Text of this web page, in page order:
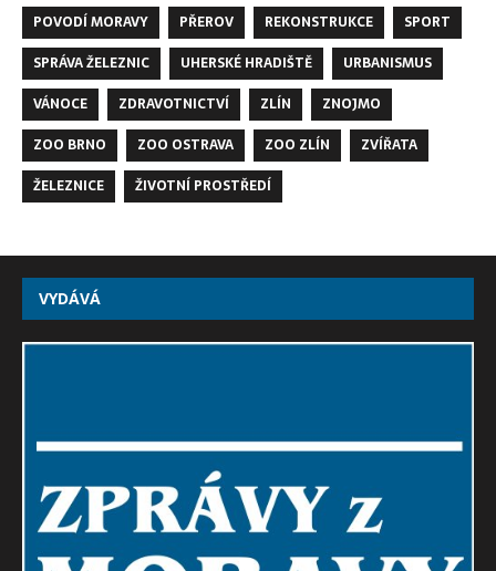
POVODÍ MORAVY
PŘEROV REKONSTRUKCE
SPORT
SPRÁVA ŽELEZNIC
UHERSKÉ HRADIŠTĚ
URBANISMUS
VÁNOCE
ZDRAVOTNICTVÍ ZLÍN
ZNOJMO
ZOO BRNO
ZOO OSTRAVA ZOO ZLÍN
ZVÍŘATA
ŽELEZNICE
ŽIVOTNÍ PROSTŘEDÍ
VYDÁVÁ